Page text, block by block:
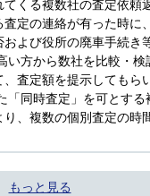
定の連絡が有った時に
よび役所の廃車手続き
方から数社を比較・
査定額を提示してもら
同時査定」を可とす
、複数の個別査定の時
もっと見る